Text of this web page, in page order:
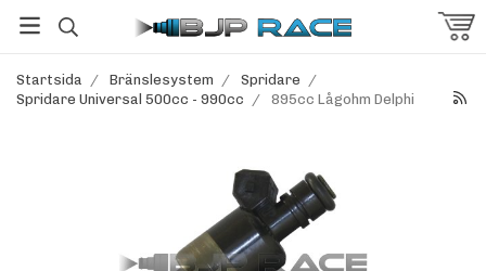
Startsida / Bränslesystem / Spridare /
Spridare Universal 500cc - 990cc / 895cc Lågohm Delphi